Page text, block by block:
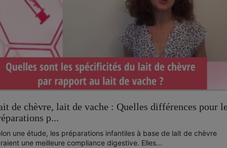
de chèvre, lait de vache : Quelles différences pour
p...
une étude, les préparations infantiles à base de lait de chèvre
une meilleure compliance digestive. Elles...